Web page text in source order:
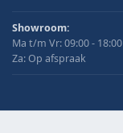
Showroom:
Ma t/m Vr: 09:00 - 18:00
Za: Op afspraak